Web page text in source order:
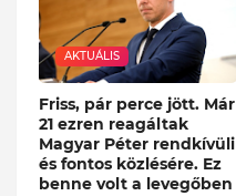
AKTUÁLIS
Friss, pár perce jött. Már
21 ezren reagáltak
Magyar Péter rendkívüli
és fontos közlésére. Ez
benne volt a levegőben